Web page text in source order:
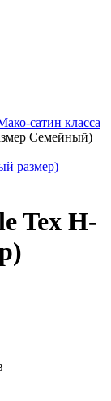
сатин класса
Семейный)
Tex H-